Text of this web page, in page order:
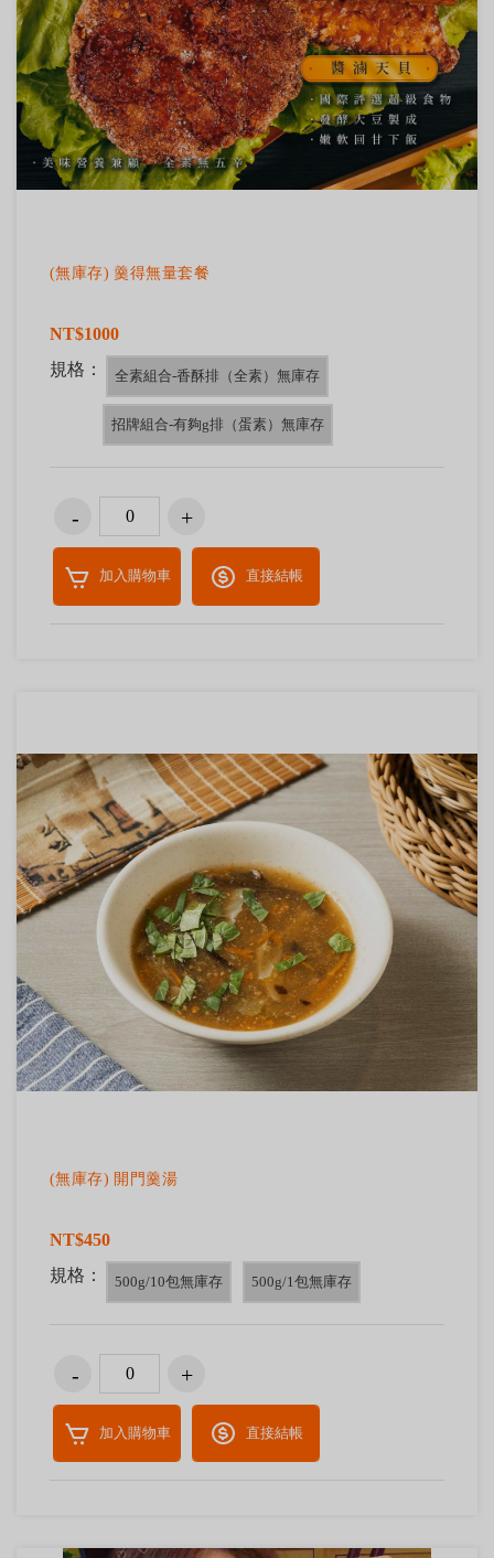
(無庫存) 羹得無量套餐
NT$1000
規格：
全素組合-香酥排（全素）無庫存
招牌組合-有夠g排（蛋素）無庫存
加入購物車 直接結帳
(無庫存) 開門羹湯
NT$450
規格：
500g/10包無庫存 500g/1包無庫存
加入購物車 直接結帳